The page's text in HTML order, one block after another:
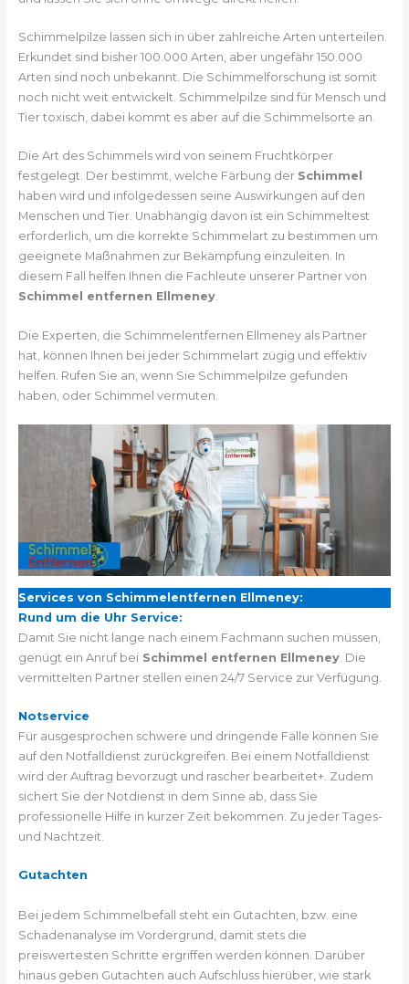
Schimmelpilze lassen sich in über zahlreiche Arten unterteilen.
Erkundet sind bisher 100.000 Arten, aber ungefähr 150.000
Arten sind noch unbekannt. Die Schimmelforschung ist somit
noch nicht weit entwickelt. Schimmelpilze sind für Mensch und
Tier toxisch, dabei kommt es aber auf die Schimmelsorte an.
Die Art des Schimmels wird von seinem Fruchtkörper
festgelegt. Der bestimmt, welche Färbung der Schimmel
haben wird und infolgedessen seine Auswirkungen auf den
Menschen und Tier. Unabhängig davon ist ein Schimmeltest
erforderlich, um die korrekte Schimmelart zu bestimmen um
geeignete Maßnahmen zur Bekämpfung einzuleiten. In
diesem Fall helfen Ihnen die Fachleute unserer Partner von
Schimmel entfernen Ellmeney.
Die Experten, die Schimmelentfernen Ellmeney als Partner
hat, können Ihnen bei jeder Schimmelart zügig und effektiv
helfen. Rufen Sie an, wenn Sie Schimmelpilze gefunden
haben, oder Schimmel vermuten.
Services von Schimmelentfernen Ellmeney:
Rund um die Uhr Service:
Damit Sie nicht lange nach einem Fachmann suchen müssen,
genügt ein Anruf bei Schimmel entfernen Ellmeney. Die
vermittelten Partner stellen einen 24/7 Service zur Verfügung.
Notservice
Für ausgesprochen schwere und dringende Fälle können Sie
auf den Notfalldienst zurückgreifen. Bei einem Notfalldienst
wird der Auftrag bevorzugt und rascher bearbeitet+. Zudem
sichert Sie der Notdienst in dem Sinne ab, dass Sie
professionelle Hilfe in kurzer Zeit bekommen. Zu jeder Tages-
und Nachtzeit.
Gutachten
Bei jedem Schimmelbefall steht ein Gutachten, bzw. eine
Schadenanalyse im Vordergrund, damit stets die
preiswertesten Schritte ergriffen werden können. Darüber
hinaus geben Gutachten auch Aufschluss hierüber, wie stark